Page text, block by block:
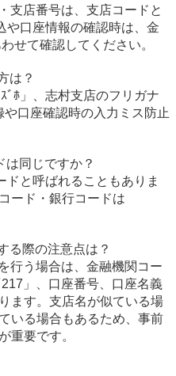
支店番号は、支店コードと
や口座情報の確認時は、金
せて確認してください。
は？
ﾞﾎ」、志村支店のフリガナ
口座確認時の入力ミス防止
は同じですか？
と呼ばれることもありま
ード・銀行コードは
る際の注意点は？
行う場合は、金融機関コー
」、口座番号、口座名義
ます。支店名が似ている場
いる場合もあるため、事前
重要です。